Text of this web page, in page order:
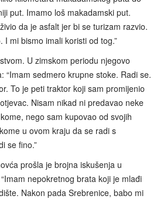
put. Imamo loš makadamski put.
da je asfalt jer bi se turizam razvio.
I mi bismo imali koristi od tog.”
U zimskom periodu njegovo
“Imam sedmero krupne stoke. Radi se.
To je peti traktor koji sam promijenio
Nisam nikad ni predavao neke
nego sam kupovao od svojih
u ovom kraju da se radi s
se fino.”
prošla je brojna iskušenja u
nepokretnog brata koji je mlađi
Nakon pada Srebrenice, babo mi